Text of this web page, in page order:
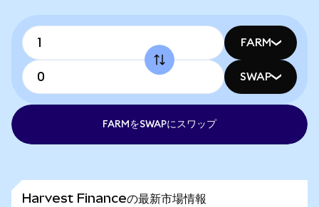
FARM
SWAP
FARMをSWAPにスワップ
Harvest Financeの最新市場情報